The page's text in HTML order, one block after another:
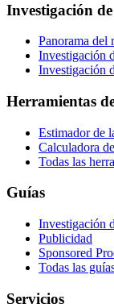
Investigación
Panorama del
Investigación
Investigación
Herramientas
Estimador de
Calculadora
Todas las
Guías
Investigación
Publicidad
Sponsored
Todas las
Servicios